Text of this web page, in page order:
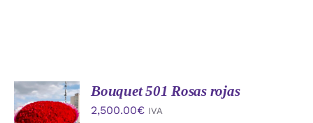
AÑADIR
AL
CARRITO
Bouquet 501 Rosas rojas
2,500.00€ IVA